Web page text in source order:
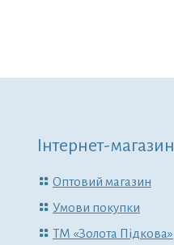
Інтернет-магазин
Оптовий магазин
Умови покупки
ТМ «Золота Підкова»